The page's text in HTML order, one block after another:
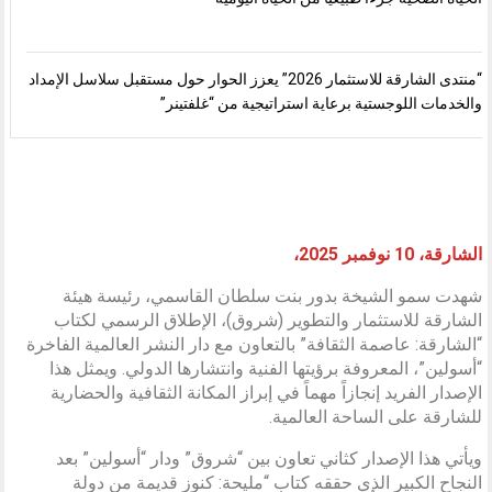
“منتدى الشارقة للاستثمار 2026” يعزز الحوار حول مستقبل سلاسل الإمداد
والخدمات اللوجستية برعاية استراتيجية من “غلفتينر”
الشارقة، 10 نوفمبر 2025،
شهدت سمو الشيخة بدور بنت سلطان القاسمي، رئيسة هيئة
الشارقة للاستثمار والتطوير (شروق)، الإطلاق الرسمي لكتاب
“الشارقة: عاصمة الثقافة” بالتعاون مع دار النشر العالمية الفاخرة
“أسولين”، المعروفة برؤيتها الفنية وانتشارها الدولي. ويمثل هذا
الإصدار الفريد إنجازاً مهماً في إبراز المكانة الثقافية والحضارية
للشارقة على الساحة العالمية.
ويأتي هذا الإصدار كثاني تعاون بين “شروق” ودار “أسولين” بعد
النجاح الكبير الذي حققه كتاب “مليحة: كنوز قديمة من دولة